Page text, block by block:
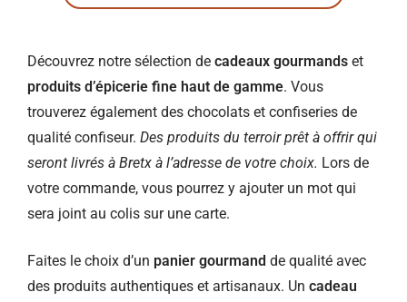
Découvrez notre sélection de cadeaux gourmands et
produits d’épicerie fine haut de gamme. Vous
trouverez également des chocolats et confiseries de
qualité confiseur. Des produits du terroir prêt à offrir qui
seront livrés à Bretx à l’adresse de votre choix. Lors de
votre commande, vous pourrez y ajouter un mot qui
sera joint au colis sur une carte.
Faites le choix d’un panier gourmand de qualité avec
des produits authentiques et artisanaux. Un cadeau